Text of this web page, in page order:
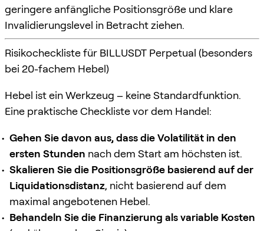
geringere anfängliche Positionsgröße und klare
Invalidierungslevel in Betracht ziehen.
Risikocheckliste für BILLUSDT Perpetual (besonders
bei 20-fachem Hebel)
Hebel ist ein Werkzeug – keine Standardfunktion.
Eine praktische Checkliste vor dem Handel:
Gehen Sie davon aus, dass die Volatilität in den
ersten Stunden nach dem Start am höchsten ist.
Skalieren Sie die Positionsgröße basierend auf der
Liquidationsdistanz, nicht basierend auf dem
maximal angebotenen Hebel.
Behandeln Sie die Finanzierung als variable Kosten